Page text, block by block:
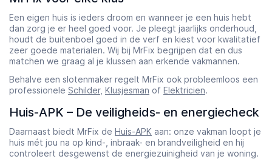
Een eigen huis is ieders droom en wanneer je een huis hebt
dan zorg je er heel goed voor. Je pleegt jaarlijks onderhoud,
houdt de buitenboel goed in de verf en kiest voor kwalitatief
zeer goede materialen. Wij bij MrFix begrijpen dat en dus
matchen we graag al je klussen aan erkende vakmannen.
Behalve een slotenmaker regelt MrFix ook probleemloos een
professionele Schilder, Klusjesman of Elektricien.
Huis-APK – De veiligheids- en energiecheck
Daarnaast biedt MrFix de Huis-APK aan: onze vakman loopt je
huis mét jou na op kind-, inbraak- en brandveiligheid en hij
controleert desgewenst de energiezuinigheid van je woning.